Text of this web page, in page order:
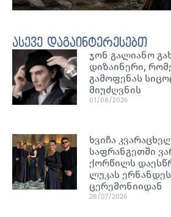
ასევე დაგაინტერესებთ
ჯონ გალიანო
დიზაინერი,
გამოფენას
მიუძღვნის
01/08/2026
ხვიჩა
საფრანგეთში
ქორწილს
ლუკას
ცერემონიიდან
28/07/2026